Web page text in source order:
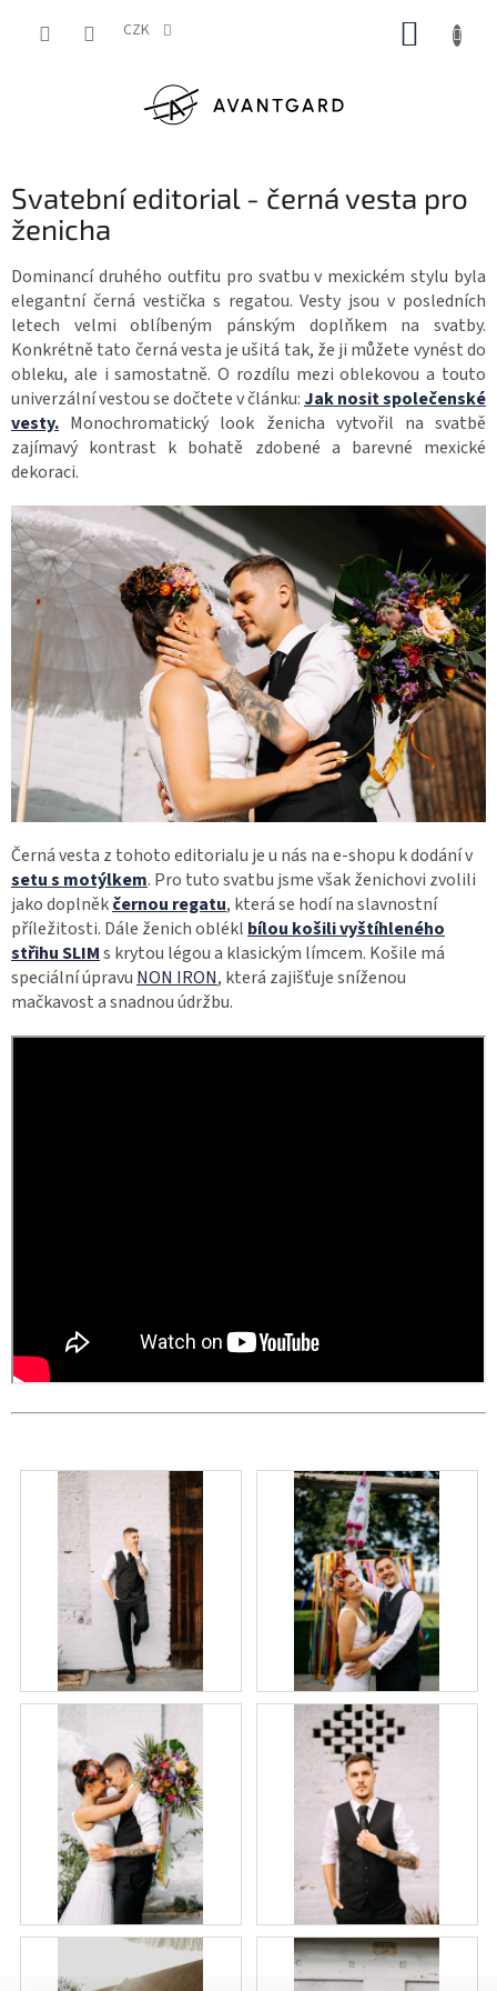
CZK
Svatební editorial - černá vesta pro
ženicha
Dominancí druhého outfitu pro svatbu v mexickém stylu byla
elegantní černá vestička s regatou. Vesty jsou v posledních
letech velmi oblíbeným pánským doplňkem na svatby.
Konkrétně tato černá vesta je ušitá tak, že ji můžete vynést do
obleku, ale i samostatně. O rozdílu mezi oblekovou a touto
univerzální vestou se dočtete v článku: Jak nosit společenské
vesty. Monochromatický look ženicha vytvořil na svatbě
zajímavý kontrast k bohatě zdobené a barevné mexické
dekoraci.
Černá vesta z tohoto editorialu je u nás na e-shopu k dodání v
setu s motýlkem. Pro tuto svatbu jsme však ženichovi zvolili
jako doplněkčernou regatu, která se hodí na slavnostní
příležitosti. Dále ženich oblékl bílou košilivyštíhleného
střihu SLIMs krytou légou a klasickým límcem. Košile má
speciální úpravu NON IRON, která zajišťuje sníženou
mačkavost a snadnou údržbu.